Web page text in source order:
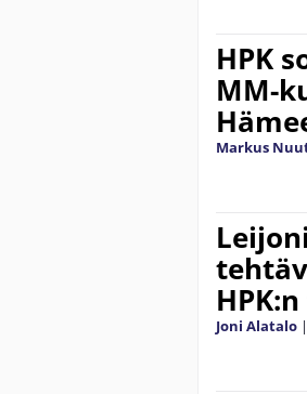
HPK
MM-
Markus
Joni Alatalo |